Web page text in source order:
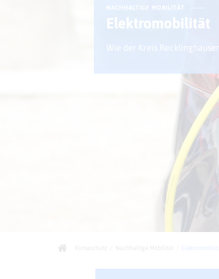
NACHHALTIGE MOBILITÄT
Elektromobilität
Wie der Kreis